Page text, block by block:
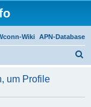
APN-Database
Wiki
h
um Profile